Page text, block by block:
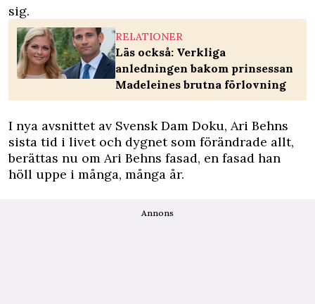
sig.
RELATIONER
Läs också: Verkliga
anledningen bakom prinsessan
Madeleines brutna förlovning
I nya avsnittet av Svensk Dam Doku, Ari Behns
sista tid i livet och dygnet som förändrade allt,
berättas nu om Ari Behns fasad, en fasad han
höll uppe i många, många år.
Annons